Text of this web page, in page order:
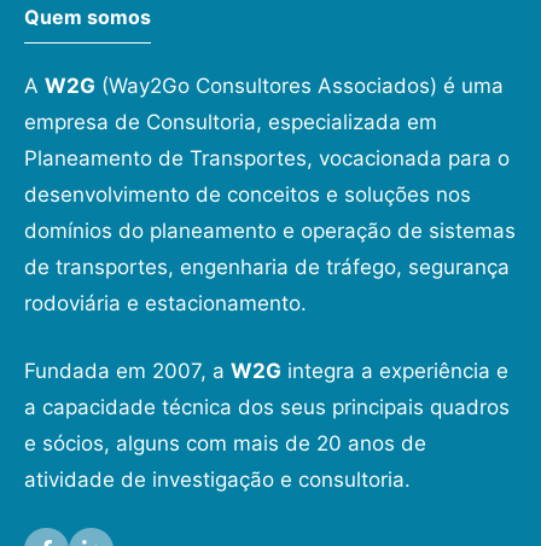
Quem somos
A W2G (Way2Go Consultores Associados) é uma
empresa de Consultoria, especializada em
Planeamento de Transportes, vocacionada para o
desenvolvimento de conceitos e soluções nos
domínios do planeamento e operação de sistemas
de transportes, engenharia de tráfego, segurança
rodoviária e estacionamento.
Fundada em 2007, a W2G integra a experiência e
a capacidade técnica dos seus principais quadros
e sócios, alguns com mais de 20 anos de
atividade de investigação e consultoria.